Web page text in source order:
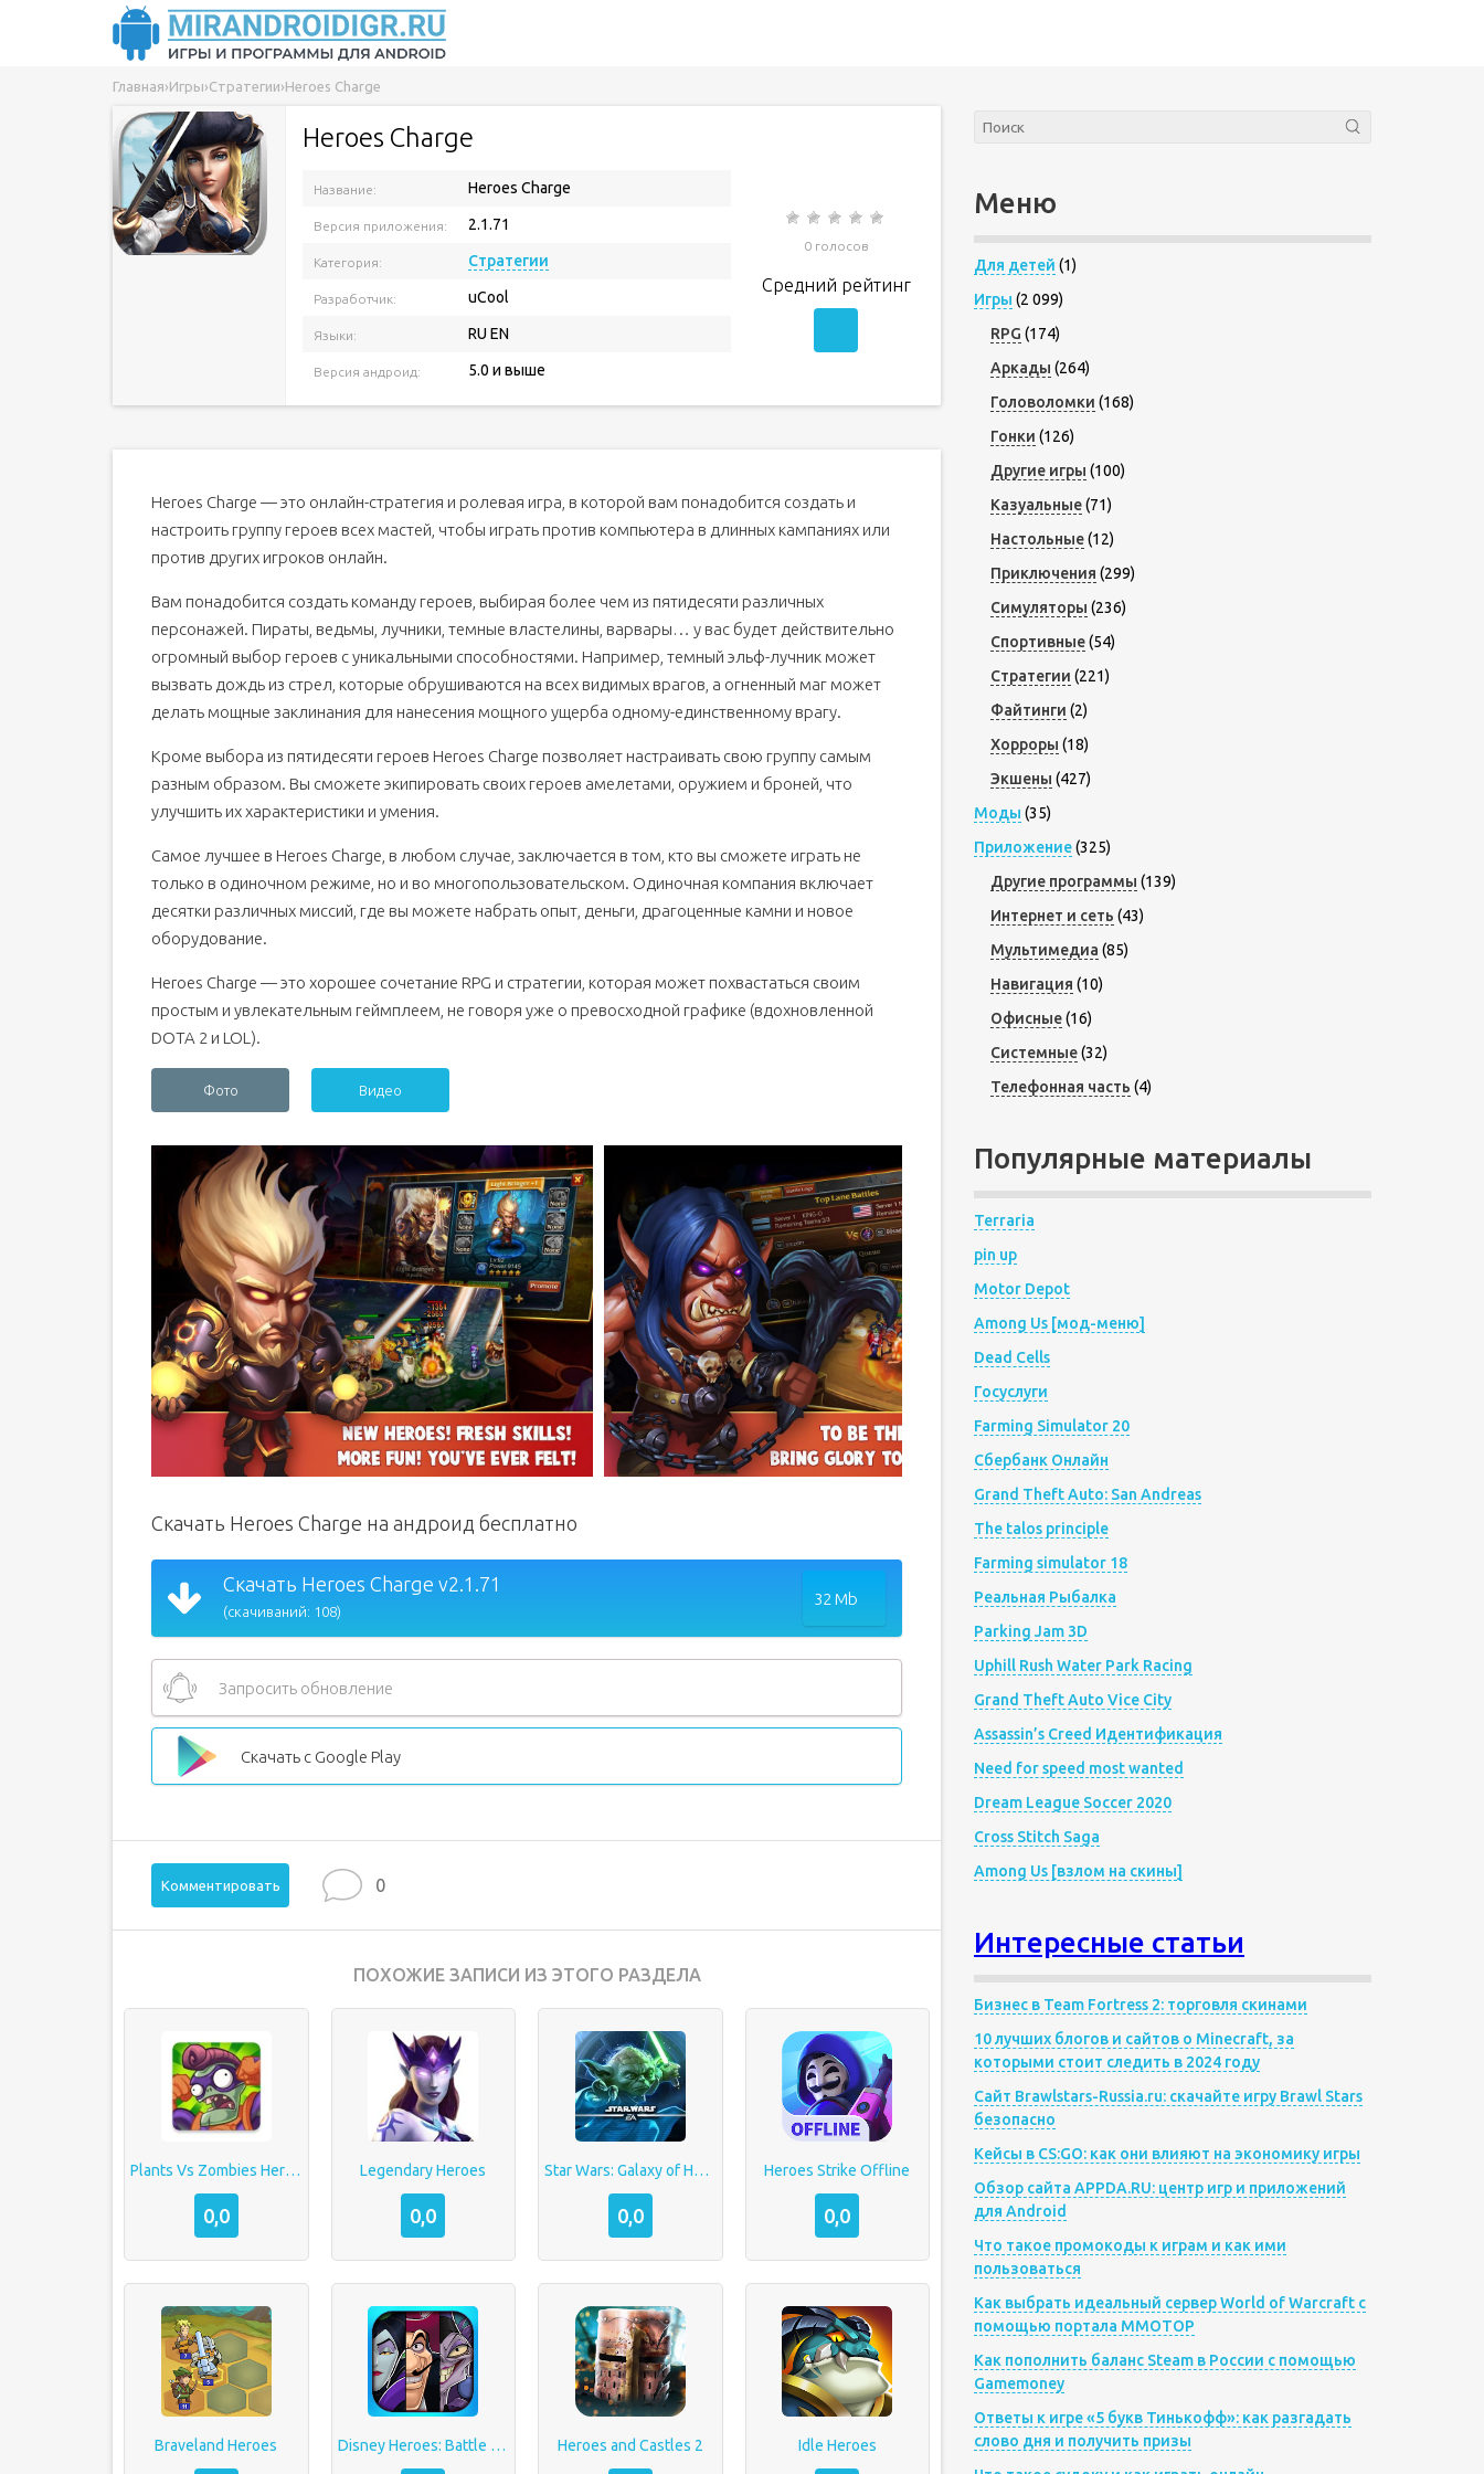
Главная›Игры›Стратегии›Heroes Charge
Heroes Charge
Название: Heroes Charge
Версия приложения: 2.1.71
Категория: Стратегии
Разработчик: uCool
Языки: RU EN
Версия андроид: 5.0 и выше
0 голосов
Средний рейтинг
Heroes Charge — это онлайн-стратегия и ролевая игра, в которой вам понадобится создать и
настроить группу героев всех мастей, чтобы играть против компьютера в длинных кампаниях или
против других игроков онлайн.
Вам понадобится создать команду героев, выбирая более чем из пятидесяти различных
персонажей. Пираты, ведьмы, лучники, темные властелины, варвары… у вас будет действительно
огромный выбор героев с уникальными способностями. Например, темный эльф-лучник может
вызвать дождь из стрел, которые обрушиваются на всех видимых врагов, а огненный маг может
делать мощные заклинания для нанесения мощного ущерба одному-единственному врагу.
Кроме выбора из пятидесяти героев Heroes Charge позволяет настраивать свою группу самым
разным образом. Вы сможете экипировать своих героев амелетами, оружием и броней, что
улучшить их характеристики и умения.
Самое лучшее в Heroes Charge, в любом случае, заключается в том, кто вы сможете играть не
только в одиночном режиме, но и во многопользовательском. Одиночная компания включает
десятки различных миссий, где вы можете набрать опыт, деньги, драгоценные камни и новое
оборудование.
Heroes Charge — это хорошее сочетание RPG и стратегии, которая может похвастаться своим
простым и увлекательным геймплеем, не говоря уже о превосходной графике (вдохновленной
DOTA 2 и LOL).
Фото Видео
Скачать Heroes Charge на андроид бесплатно
Скачать Heroes Charge v2.1.71
(скачиваний: 108)
32 Mb
Запросить обновление
Скачать с Google Play
Комментировать 0
ПОХОЖИЕ ЗАПИСИ ИЗ ЭТОГО РАЗДЕЛА
Plants Vs Zombies Heroes
0,0
Legendary Heroes
0,0
Star Wars: Galaxy of Heroes
0,0
Heroes Strike Offline
0,0
Braveland Heroes Disney Heroes: Battle Mode Heroes and Castles 2 Idle Heroes
Меню
Для детей (1)
Игры (2 099)
RPG (174)
Аркады (264)
Головоломки (168)
Гонки (126)
Другие игры (100)
Казуальные(71)
Настольные(12)
Приключения (299)
Симуляторы (236)
Спортивные(54)
Стратегии (221)
Файтинги (2)
Хорроры (18)
Экшены (427)
Моды (35)
Приложение(325)
Другие программы (139)
Интернет и сеть (43)
Мультимедиа (85)
Навигация (10)
Офисные(16)
Системные(32)
Телефонная часть (4)
Популярные материалы
Terraria
pin up
Motor Depot
Among Us [мод-меню]
Dead Cells
Госуслуги
Farming Simulator 20
Сбербанк Онлайн
Grand Theft Auto: San Andreas
The talos principle
Farming simulator 18
Реальная Рыбалка
Parking Jam 3D
Uphill Rush Water Park Racing
Grand Theft Auto Vice City
Assassin’s Creed Идентификация
Need for speed most wanted
Dream League Soccer 2020
Cross Stitch Saga
Among Us [взлом на скины]
Интересные статьи
Бизнес в Team Fortress 2: торговля скинами
10 лучших блогов и сайтов о Minecraft, за
которыми стоит следить в 2024 году
Сайт Brawlstars-Russia.ru: скачайте игру Brawl Stars
безопасно
Кейсы в CS:GO: как они влияют на экономику игры
Обзор сайта APPDA.RU: центр игр и приложений
для Android
Что такое промокоды к играм и как ими
пользоваться
Как выбрать идеальный сервер World of Warcraft с
помощью портала MMOTOP
Как пополнить баланс Steam в России с помощью
Gamemoney
Ответы к игре «5 букв Тинькофф»: как разгадать
слово дня и получить призы